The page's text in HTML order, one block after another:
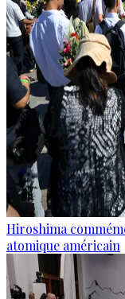
Hiroshima
atomique américain